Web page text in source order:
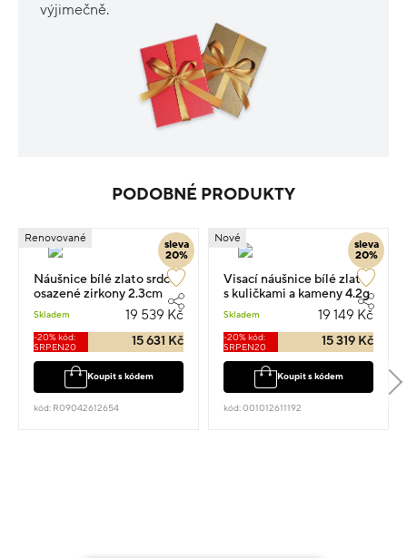
výjimečně.
PODOBNÉ PRODUKTY
sleva
20%
Renovované
Náušnice bílé zlato srdce
osazené zirkony 2.3cm
Skladem 19 539 Kč
-20% kód:
SRPEN20
15 631 Kč
Koupit s kódem
kód: R09042612654
sleva
20%
Nové
Visací náušnice bílé zlato
s kuličkami a kameny 4.2g
Skladem 19 149 Kč
-20% kód:
SRPEN20
15 319 Kč
Koupit s kódem
kód: 001012611192